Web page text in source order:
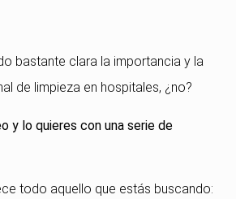
bastante clara la importancia y la
de limpieza en hospitales, ¿no?
y lo quieres con una serie de
todo aquello que estás buscando: